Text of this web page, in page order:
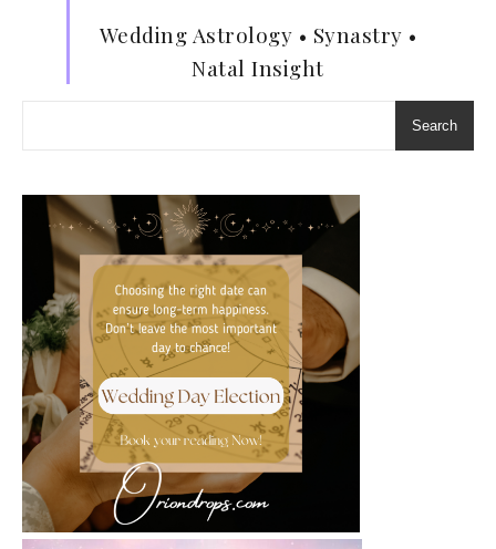
Wedding Astrology • Synastry •
Natal Insight
Search